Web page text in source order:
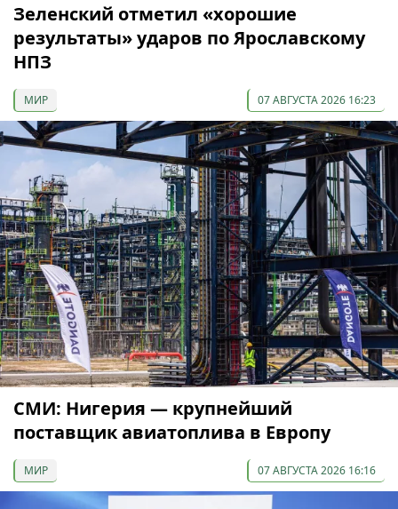
Зеленский отметил «хорошие
результаты» ударов по Ярославскому
НПЗ
МИР 07 АВГУСТА 2026 16:23
СМИ: Нигерия — крупнейший
поставщик авиатоплива в Европу
МИР 07 АВГУСТА 2026 16:16